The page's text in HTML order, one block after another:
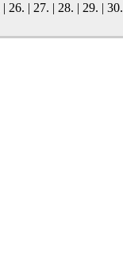
26. 27. 28. 29. 30.